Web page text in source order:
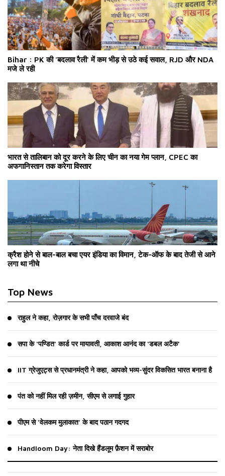
Bihar : PK की 'बदलाव रैली' में कम भीड़ से उठे कई सवाल, RJD और NDA
मजे ले रही
भारत से तालिबान को दूर करने के लिए चीन का नया गेम प्लान, CPEC का
अफगानिस्तान तक करेगा विस्तार
क्रैश होने से बाल-बाल बचा एयर इंडिया का विमान, टेक-ऑफ के बाद तेजी से आने
लगा था नीचे
Top News
राहुल ने कहा, रोज़गार के सभी पाँच दरवाजे बंद
सपा के ‘पण्डित’ कार्ड पर मायावती, आकाश आनंद का ‘डबल अटैक’
IIT ग्रेजुएट्स से प्रधानमंत्री ने कहा, आपको भव्य-सुंदर विकसित भारत बनाना है
पंत को नहीं मिल रही ज़मीन, सीएम से लगाई गुहार
पीएम से ‘वेलकम मुलाकात’ के बाद पठान गदगद
Handloom Day: नेता दिखे हैंडलूम फ़ैशन में सराबोर